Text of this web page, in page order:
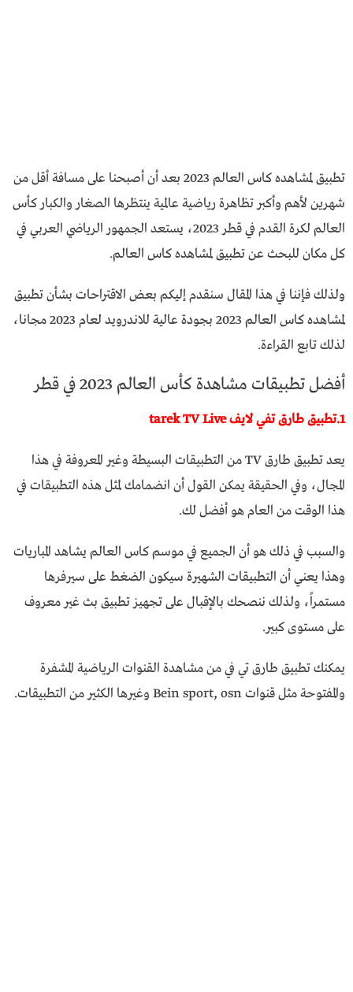
تطبيق لمشاهده كاس العالم 2023 بعد أن أصبحنا على مسافة أقل من
شهرين لأهم وأكبر تظاهرة رياضية عالمية ينتظرها الصغار والكبار كأس
العالم لكرة القدم في قطر 2023، يستعد الجمهور الرياضي العربي في
كل مكان للبحث عن تطبيق لمشاهده كاس العالم.
ولذلك فإننا في هذا المقال سنقدم إليكم بعض الاقتراحات بشأن تطبيق
لمشاهده كاس العالم 2023 بجودة عالية للاندرويد لعام 2023 مجانا،
لذلك تابع القراءة.
أفضل تطبيقات مشاهدة كأس العالم 2023 في قطر
1.تطبيق طارق تفي لايف tarek TV Live
يعد تطبيق طارق TV من التطبيقات البسيطة وغير المعروفة في هذا
المجال، وفي الحقيقة يمكن القول أن انضمامك لمثل هذه التطبيقات في
هذا الوقت من العام هو أفضل لك.
والسبب في ذلك هو أن الجميع في موسم كاس العالم يشاهد المباريات
وهذا يعني أن التطبيقات الشهيرة سيكون الضغط على سيرفرها
مستمراً، ولذلك ننصحك بالإقبال على تجهيز تطبيق بث غير معروف
على مستوى كبير.
يمكنك تطبيق طارق تي في من مشاهدة القنوات الرياضية المشفرة
والمفتوحة مثل قنوات Bein sport, osn وغيرها الكثير من التطبيقات.